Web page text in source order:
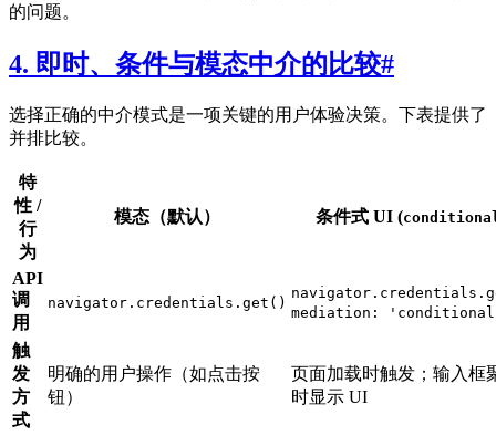
的问题。
4. 即时、条件与模态中介的比较#
选择正确的中介模式是一项关键的用户体验决策。下表提供了
并排比较。
特
性 /
行
为
模态（默认） 条件式 UI (
API
调
用
navigator.credentials.get()
mediation:
触
发
方
式
明确的用户操作（如点击按
钮）
页面加载时触发；输入框
时显示 UI